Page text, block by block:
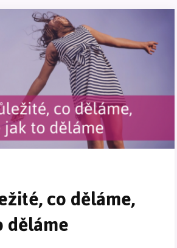
co děláme,